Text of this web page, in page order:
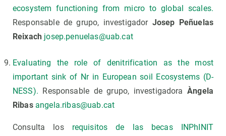
ecosystem functioning from micro to global scales.
Responsable de grupo, investigador Josep Peñuelas
Reixach josep.penuelas@uab.cat
Evaluating the role of denitrification as the most
important sink of Nr in European soil Ecosystems (D-
NESS). Responsable de grupo, investigadoraÀngela
Ribas angela.ribas@uab.cat
Consulta los requisitos de las becas INPhINIT